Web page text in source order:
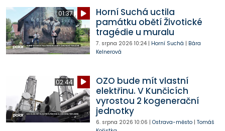
01:37
Horní Suchá uctila
památku obětí Životické
tragédie u muralu
7. srpna 2026 10:24| Horní Suchá | Bára
Kelnerová
02:44
OZO bude mít vlastní
elektřinu. V Kunčicích
vyrostou 2 kogenerační
jednotky
6. srpna 2026 10:06 | Ostrava-město| Tomáš